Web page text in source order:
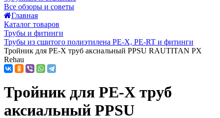
Все обзоры и советы
Главная
Каталог товаров
Трубы и фитинги
Трубы из сшитого полиэтилена PE-X, PE-RT и фитинги
Тройник для PE-X труб аксиальный PPSU RAUTITAN PX
Rehau
Тройник для PE-X труб
аксиальный PPSU